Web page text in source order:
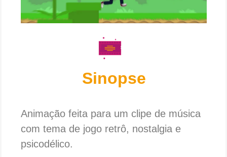
Sinopse
Animação feita para um clipe de música
com tema de jogo retrô, nostalgia e
psicodélico.